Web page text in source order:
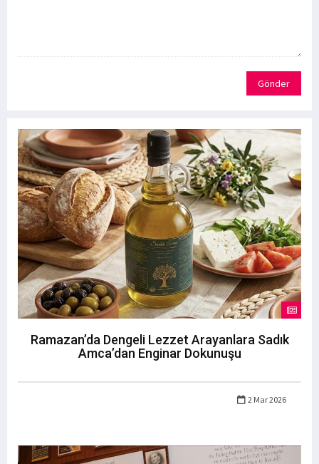
Gönder
Ramazan’da Dengeli Lezzet Arayanlara Sadık
Amca’dan Enginar Dokunuşu
2 Mar 2026